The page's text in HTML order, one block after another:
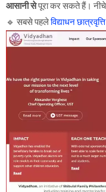
आसानी सेपूरा कर सकते हैं। नीचे
🔹 सबसे पहलेविद्याधन